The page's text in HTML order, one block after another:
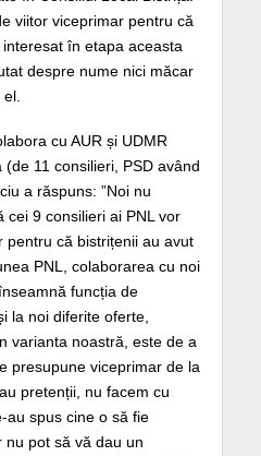
viitor viceprimar pentru că
în etapa aceasta
despre nume nici măcar
cu AUR și UDMR
11 consilieri, PSD având
a răspuns: ”Noi nu
cei 9 consilieri ai PNL vor
că bistrițenii au avut
PNL, colaborarea cu noi
funcția de
la noi diferite oferte,
varianta noastră, este de a
presupune viceprimar de la
pretenții, nu facem cu
au spus cine o să fie
nu pot să vă dau un